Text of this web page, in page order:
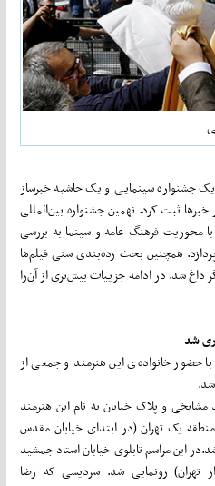
جشنواره سینمایی و یک حاشیه خبرساز
ثبت کرد. نهمین جشنواره بین‌المللی
محوریت فرهنگ عامه و سینما به بررسی
همچنین بحث رده‌بندی سنی فیلم‌ها
داغ شد. در ادامه جزییات بیش‌تری از آن‌را
شد
حضور خانواده‌ی این هنرمند و جمعی از
و پلاک خیابان به نام این هنرمند
یک تهران (در ابتدای خیابان مقدس
برگزار شد.در این مراسم تابلوی خیابان استاد جمشید
تهران) رونمایی شد. سردیسی که رضا